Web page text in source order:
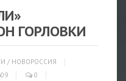
ГОРЛОВКИ
/ НОВОРОССИЯ
0